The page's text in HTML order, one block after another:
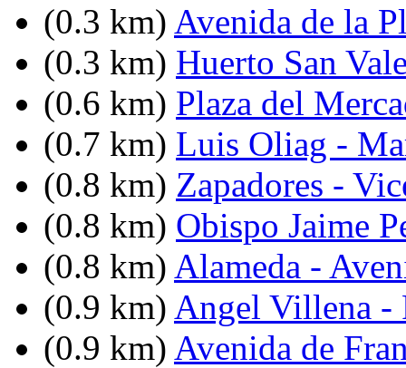
(0.3 km) Avenida de la
(0.3 km) Huerto San
(0.6 km) Plaza del
(0.7 km) Luis Oliag -
(0.8 km) Zapadores -
(0.8 km) Obispo Jaime
(0.8 km) Alameda -
(0.9 km) Angel Villena -
(0.9 km) Avenida de